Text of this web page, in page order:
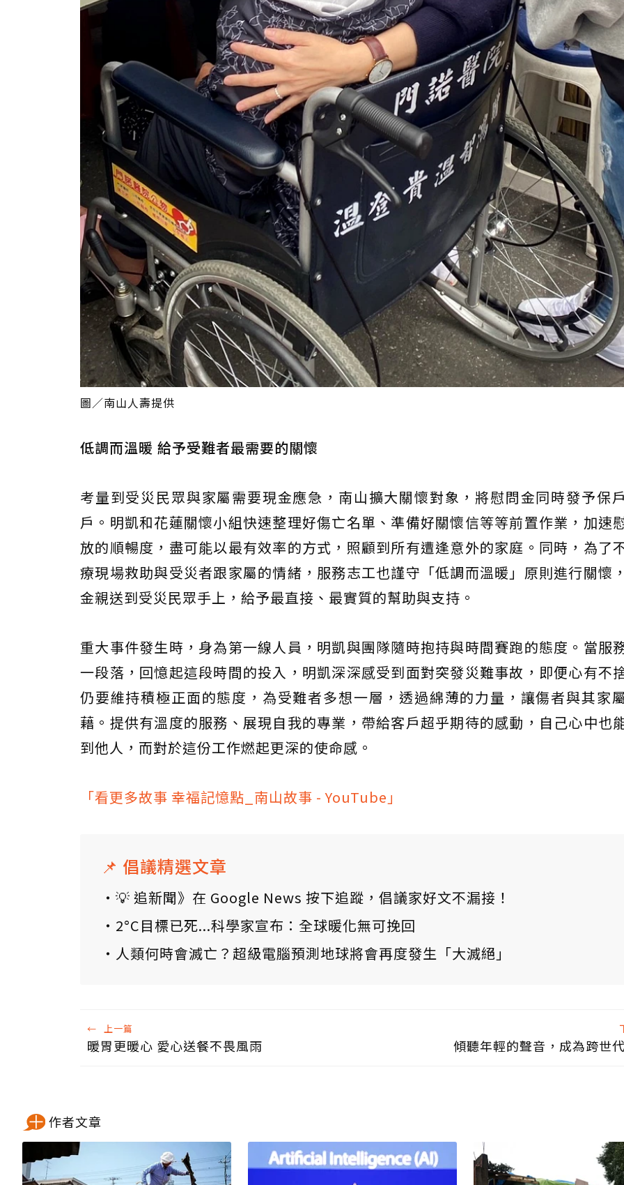
圖／南山人壽提供
低調而溫暖 給予受難者最需要的關懷
考量到受災民眾與家屬需要現金應急，南山擴大關懷對象，將慰問金同時發予保
戶。明凱和花蓮關懷小組快速整理好傷亡名單、準備好關懷信等等前置作業，加速
放的順暢度，盡可能以最有效率的方式，照顧到所有遭逢意外的家庭。同時，為了
療現場救助與受災者跟家屬的情緒，服務志工也謹守「低調而溫暖」原則進行關懷
金親送到受災民眾手上，給予最直接、最實質的幫助與支持。
重大事件發生時，身為第一線人員，明凱與團隊隨時抱持與時間賽跑的態度。當服
一段落，回憶起這段時間的投入，明凱深深感受到面對突發災難事故，即便心有不
仍要維持積極正面的態度，為受難者多想一層，透過綿薄的力量，讓傷者與其家
藉。提供有溫度的服務、展現自我的專業，帶給客戶超乎期待的感動，自己心中也
到他人，而對於這份工作燃起更深的使命感。
「看更多故事 幸福記憶點_南山故事 - YouTube」
📌 倡議精選文章
💡 追新聞》在 Google News 按下追蹤，倡議家好文不漏接！
2°C目標已死...科學家宣布：全球暖化無可挽回
人類何時會滅亡？超級電腦預測地球將會再度發生「大滅絕」
← 上一篇
暖胃更暖心 愛心送餐不畏風雨 傾聽年輕的聲音，成為跨世
作者文章